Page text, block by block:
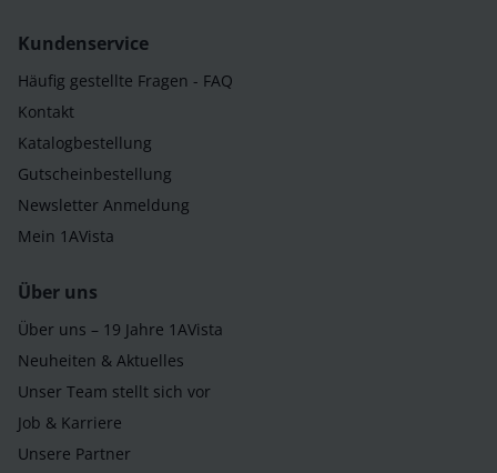
Kundenservice
Häufig gestellte Fragen - FAQ
Kontakt
Katalogbestellung
Gutscheinbestellung
Newsletter Anmeldung
Mein 1AVista
Über uns
Über uns – 19 Jahre 1AVista
Neuheiten & Aktuelles
Unser Team stellt sich vor
Job & Karriere
Unsere Partner